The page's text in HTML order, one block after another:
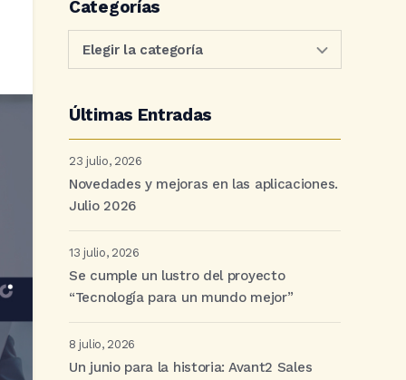
Categorías
Últimas Entradas
23 julio, 2026
Novedades y mejoras en las aplicaciones.
Julio 2026
13 julio, 2026
Se cumple un lustro del proyecto
“Tecnología para un mundo mejor”
8 julio, 2026
Un junio para la historia: Avant2 Sales